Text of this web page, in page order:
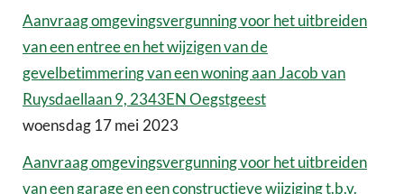
Aanvraag omgevingsvergunning voor het uitbreiden
van een entree en het wijzigen van de
gevelbetimmering van een woning aan Jacob van
Ruysdaellaan 9, 2343EN Oegstgeest
woensdag 17 mei 2023
Aanvraag omgevingsvergunning voor het uitbreiden
van een garage en een constructieve wijziging t.b.v.